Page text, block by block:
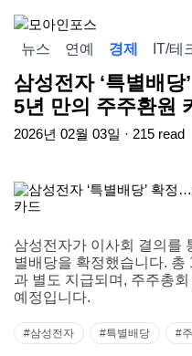
뉴스 연예 경제 IT/테
삼성전자 ‘특별배
5년 만의 주주환원
2026년 02월 03일 · 215 read
삼성전자가 이사회 결의를
별배당을 확정했습니다.
과 별도 지급되며, 주주총
예정입니다.
#삼성전자 #특별배당 #